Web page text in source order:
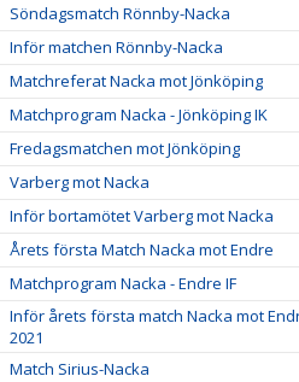
Söndagsmatch Rönnby-Nacka
Inför matchen Rönnby-Nacka
Matchreferat Nacka mot Jönköping
Matchprogram Nacka - Jönköping IK
Fredagsmatchen mot Jönköping
Varberg mot Nacka
Inför bortamötet Varberg mot Nacka
Årets första Match Nacka mot Endre
Matchprogram Nacka - Endre IF
Inför årets första match Nacka mot
2021
Match Sirius-Nacka